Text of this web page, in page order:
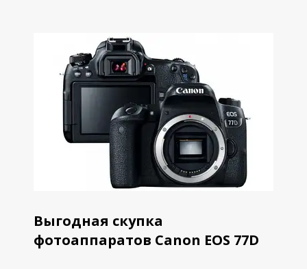
Выгодная скупка
фотоаппаратов Canon EOS 77D